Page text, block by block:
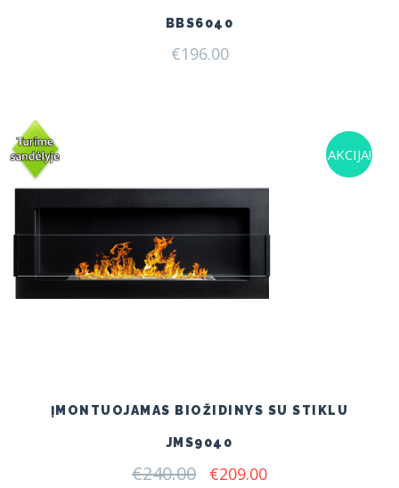
BBS6040
€196.00
AKCIJA!
ĮMONTUOJAMAS BIOŽIDINYS SU STIKLU
JMS9040
€240.00 Original
€209.00Current